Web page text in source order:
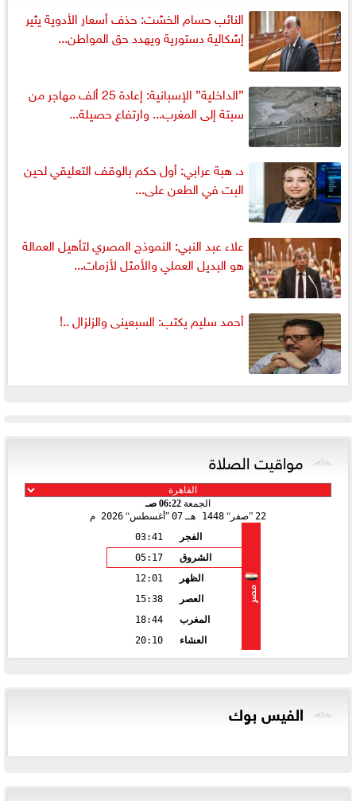
النائب حسام الخشت: حذف أسعار الأدوية يثير
إشكالية دستورية ويهدد حق المواطن...
”الداخلية” الإسبانية: إعادة 25 ألف مهاجر من
سبتة إلى المغرب... وارتفاع حصيلة...
د. هبة عرابي: أول حكم بالوقف التعليقي لحين
البت في الطعن على...
علاء عبد النبي: النموذج المصري لتأهيل العمالة
هو البديل العملي والأمثل لأزمات...
أحمد سليم يكتب: السبعينى والزلزال ..!
مواقيت الصلاة
الجمعة 06:22 صـ
22 صفر 1448 هـ 07 أغسطس 2026 م
مصر
الفجر
03:41
الشروق
05:17
الظهر
12:01
العصر
15:38
المغرب
18:44
العشاء
20:10
الفيس بوك